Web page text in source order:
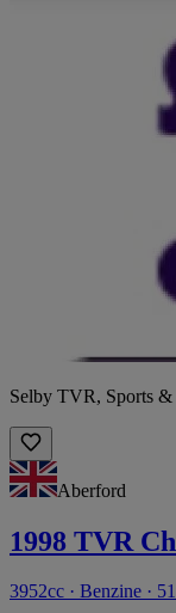
Selby TVR, Sports &
Aberford
1998 TVR
3952cc · Benzine ·